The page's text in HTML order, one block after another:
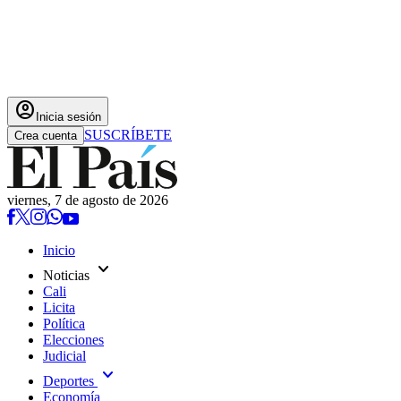
account_circle Inicia sesión
Crea cuenta SUSCRÍBETE
viernes, 7 de agosto de 2026
Inicio
Noticias expand_more
Cali
Licita
Política
Elecciones
Judicial
Deportes expand_more
Economía